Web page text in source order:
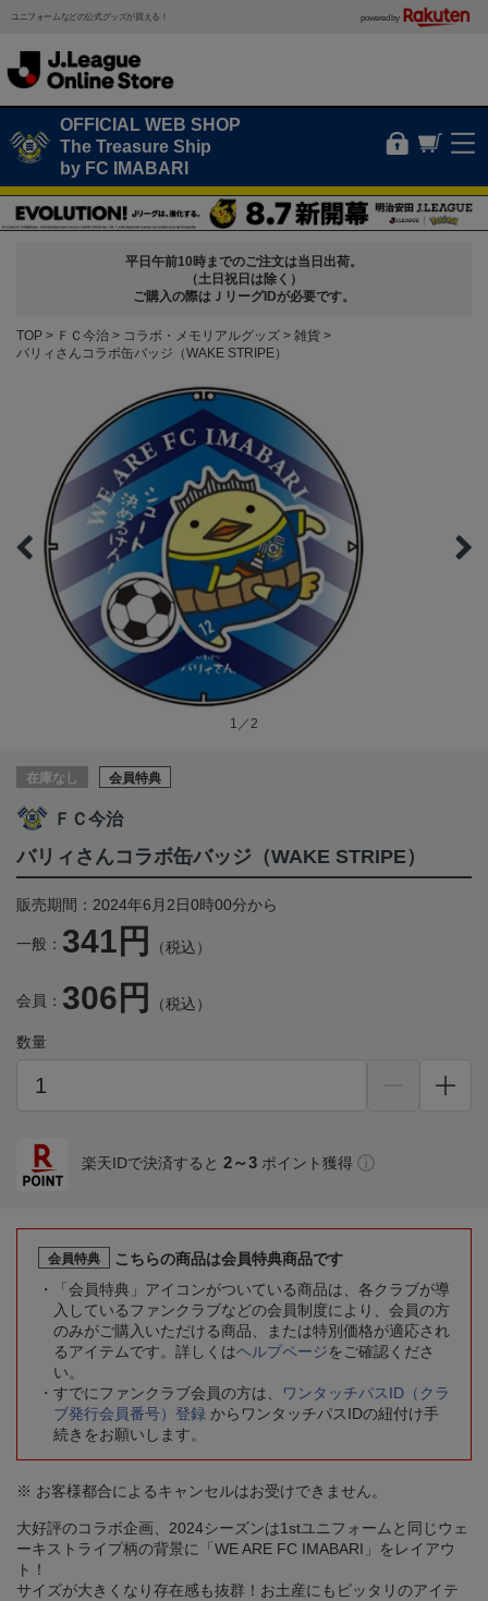
ユニフォームなどの公式グッズが買える！ powered by
OFFICIAL WEB SHOP
The Treasure Ship
by FC IMABARI
平日午前10時までのご注文は当日出荷。
（土日祝日は除く）
ご購入の際はＪリーグIDが必要です。
TOP ＦＣ今治 コラボ・メモリアルグッズ
雑貨
バリィさんコラボ缶バッジ（WAKE STRIPE）
1／2
在庫なし 会員特典
ＦＣ今治
バリィさんコラボ缶バッジ（WAKE STRIPE）
販売期間：2024年6月2日0時00分から
一般： 341円 （税込）
会員： 306円 （税込）
数量
楽天IDで決済すると 2～3 ポイント獲得
会員特典
こちらの商品は会員特典商品です
「会員特典」アイコンがついている商品は、各クラブが導
入しているファンクラブなどの会員制度により、会員の方
のみがご購入いただける商品、または特別価格が適応され
るアイテムです。詳しくはヘルプページをご確認くださ
い。
すでにファンクラブ会員の方は、
ワンタッチパスID（クラ
ブ発行会員番号）登録 からワンタッチパスIDの紐付け手
続きをお願いします。
※ お客様都合によるキャンセルはお受けできません。
大好評のコラボ企画、2024シーズンは1stユニフォームと同じウェ
ーキストライプ柄の背景に「WE ARE FC IMABARI」をレイアウ
ト！
サイズが大きくなり存在感も抜群！お土産にもピッタリのアイテ